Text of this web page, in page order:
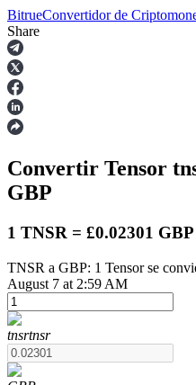
Futuros
Futuros del USDT
BitrueConvertidor de
Share
Convertir Tensor
GBP
1 TNSR = £0.02301 GBP
TNSR a GBP: 1 Tensor se
August 7 at 2:59 AM
tnsrtnsr